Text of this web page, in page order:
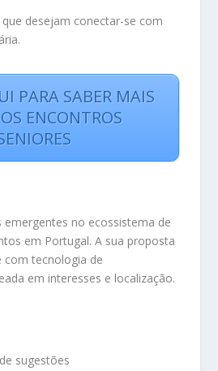
que desejam conectar-se com
PARA SABER MAIS
ENCONTROS
no ecossistema de
em Portugal. A sua proposta
com tecnologia de
em interesses e localização.
sugestões